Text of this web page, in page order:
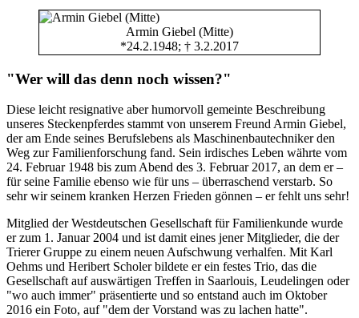
Armin Giebel (Mitte)
*24.2.1948; † 3.2.2017
"Wer will das denn noch wissen?"
Diese leicht resignative aber humorvoll gemeinte Beschreibung
unseres Steckenpferdes stammt von unserem Freund Armin Giebel,
der am Ende seines Berufslebens als Maschinenbautechniker den
Weg zur Familienforschung fand. Sein irdisches Leben währte vom
24. Februar 1948 bis zum Abend des 3. Februar 2017, an dem er –
für seine Familie ebenso wie für uns – überraschend verstarb. So
sehr wir seinem kranken Herzen Frieden gönnen – er fehlt uns sehr!
Mitglied der Westdeutschen Gesellschaft für Familienkunde wurde
er zum 1. Januar 2004 und ist damit eines jener Mitglieder, die der
Trierer Gruppe zu einem neuen Aufschwung verhalfen. Mit Karl
Oehms und Heribert Scholer bildete er ein festes Trio, das die
Gesellschaft auf auswärtigen Treffen in Saarlouis, Leudelingen oder
"wo auch immer" präsentierte und so entstand auch im Oktober
2016 ein Foto, auf "dem der Vorstand was zu lachen hatte".